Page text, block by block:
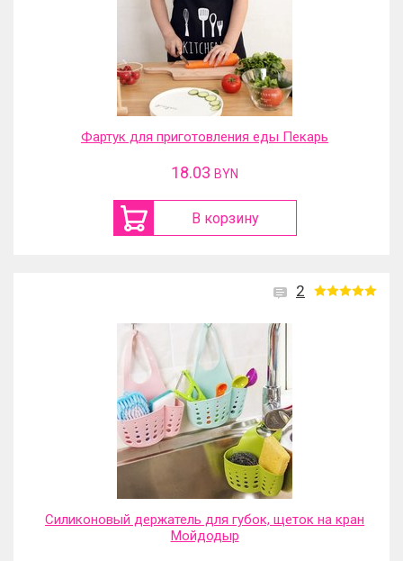
Фартук для приготовления еды Пекарь
18.03 BYN
В корзину
2
Силиконовый держатель для губок, щеток на кран
Мойдодыр